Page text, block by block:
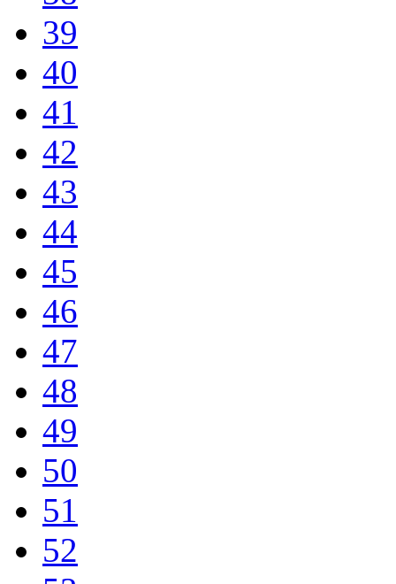
39
40
41
42
43
44
45
46
47
48
49
50
51
52